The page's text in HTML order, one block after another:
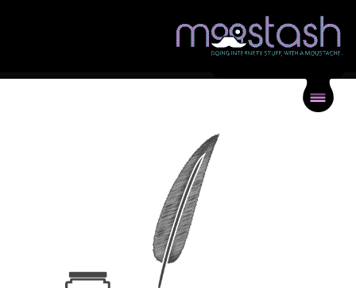
{ בלוג }
צור קשר